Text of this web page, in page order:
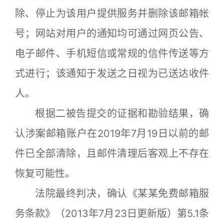
除、停止为该用户提供服务并删除该邮箱帐
号；网站对用户的通知均可通过网页公告、
电子邮件、手机短信或常规的信件传送等方
式进行；该通知于发送之日视为已送达收件
人。
根据二被告提交的证据和勘验结果，确
认涉案邮箱账户在2019年7月19日以前的邮
件已全部清除，且邮件清理后客观上不存在
恢复可能性。
法院最终判决，确认《某某免费邮箱服
务条款》（2013年7月23日更新版）第5.1条